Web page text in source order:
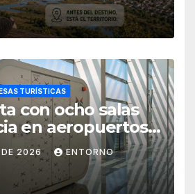
TURÍSTICAS
con ocho salas
en aeropuertos
DE 2026 ENTORNO